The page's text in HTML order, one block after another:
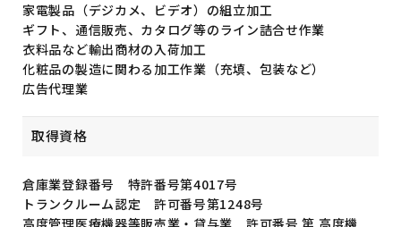
家電製品（デジカメ、ビデオ）の組立加工
ギフト、通信販売、カタログ等のライン詰合せ作業
衣料品など輸出商材の入荷加工
化粧品の製造に関わる加工作業 （充填、包装など）
広告代理業
取得資格
倉庫業登録番号 特許番号第4017号
トランクルーム認定 許可番号第1248号
高度管理医療機器等販売業・貸与業 許可番号 第 高度機